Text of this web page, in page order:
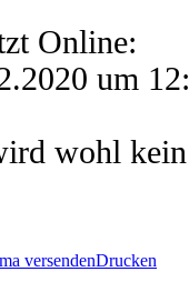
Online:
um
wohl kein
versendenDrucken